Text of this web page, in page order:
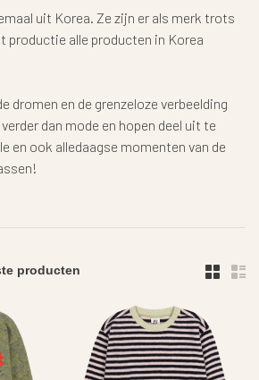
uit Korea. Ze zijn er als merk trots
productie alle producten in Korea
dromen en de grenzeloze verbeelding
dan mode en hopen deel uit te
en ook alledaagse momenten van de